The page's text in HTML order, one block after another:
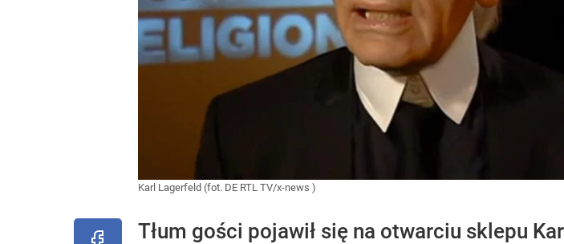
Karl Lagerfeld (fot. DE RTL TV/x-news )
Tłum gości pojawił się na otwarciu sklepu